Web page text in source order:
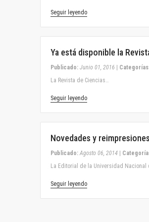
Seguir leyendo
Ya está disponible la
Publicado: Junio 01, 2016
La Revista de Ciencias…
Seguir leyendo
Novedades y
Publicado: Agosto 06, 2014
La Editorial de la Universidad
Seguir leyendo